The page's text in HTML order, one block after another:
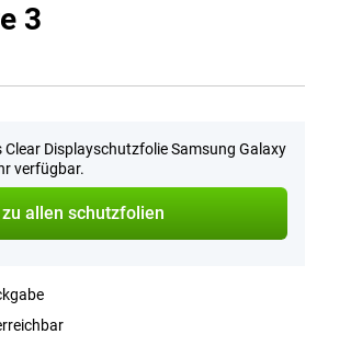
3
Clear Displayschutzfolie Samsung Galaxy
verfügbar.
zu allen schutzfolien